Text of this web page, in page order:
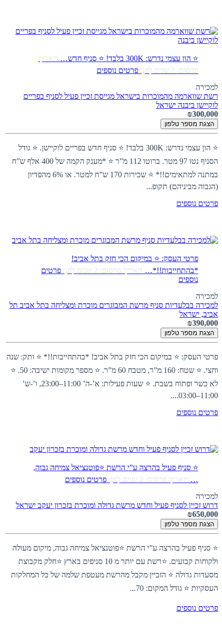
⭐ הון עצמי נדרש: 300K בלבד! ⭐ סניף חדש…
תאריך
פרסום: 2 שנים לִפנֵי
פרטים נוספים
למכירה
רשת שווארמה מהמוכרות בישראל מגייסת זכיין פעיל לסניף בפריים
לוקיישן ביבנה ישראל
₪300,000
הצגת מספר טלפון
⭐ הון עצמי נדרש: 300K בלבד! ⭐ סניף חדש בפריים לוקיישן. ⭐ גודל
הסניף נטו 97 מטר. ברוטו 112 מ”ר ⭐ *מענק הקמה של 400 אלף ש”ח
במתנה למתאימים!!* ⭐ שכירות 170 ש”ח למטר. או 6% מהפדיון
(הגבוה מביניהם) תקופ...
פרטים נוספים
פרטי העסק: ⭐ במיקום הכי חזק בתל אביב!
*בהתחייבות!!*… תאריך פרסום: 2 שנים לִפנֵי
פרטים
נוספים
למכירה
למכירה בבלעדיות סניף מרשת המבוגרים מוכרת ומצליחה בתל אביב תל
אביב, ישראל
₪390,000
הצגת מספר טלפון
פרטי העסק: ⭐ במיקום הכי חזק בתל אביב! *בהתחייבות!!* ⭐ ותק: שנה
וחצי. ⭐ שטח: 160 מ”ר, מטבח 60 מ”ר. ⭐ מספר מקומות ישיבה: 50. ⭐
לא כשר ופתוח בשבת. ⭐ שעות פעילות: א’-ה’ 11:00–23:00, ו’-ש’
11:00–03:00....
פרטים נוספים
⭐ סניף פעיל בהרצה ע”י הרשת ⭐פוטנציאל צמיחה גבוה,
… תאריך פרסום: 2 שנים לִפנֵי
פרטים נוספים
למכירה
דרוש זכיין לסניף פעיל וחדש מרשת גדולה ומוכרת בזכרון יעקב ישראל
₪650,000
הצגת מספר טלפון
⭐ סניף פעיל בהרצה ע”י הרשת ⭐פוטנציאל צמיחה גבוה, מיקום מעולה
ולקוחות קבועים. ⭐רשת עם יותר מ 10 סניפים בארץ ⭐חלק מקבוצת
מסעדות גדולה ⭐ הזכיין מקבל מהרשת מעטפת שלמה של כל המחלקות
העסקיות ⭐ גודל המקום: 70...
פרטים נוספים